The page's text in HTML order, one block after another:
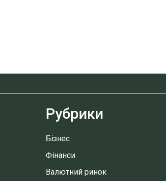
Рубрики
Бізнес
Фінанси
Валютний ринок